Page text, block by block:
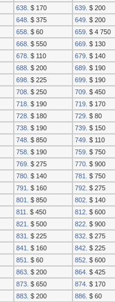
638. $ 170 639. $ 200
648. $ 375 649. $ 200
658. $ 60 659. $ 4 750
668. $ 550 669. $ 130
678. $ 110 679. $ 140
688. $ 200 689. $ 190
698. $ 225 699. $ 190
708. $ 250 709. $ 450
718. $ 190 719. $ 170
728. $ 180 729. $ 80
738. $ 190 739. $ 150
748. $ 850 749. $ 110
758. $ 190 759. $ 750
769. $ 275 770. $ 900
780. $ 140 781. $ 750
791. $ 160 792. $ 275
801. $ 850 802. $ 140
811. $ 450 812. $ 600
821. $ 500 822. $ 900
831. $ 225 832. $ 275
841. $ 160 842. $ 225
851. $ 60 852. $ 600
863. $ 200 864. $ 425
873. $ 650 874. $ 170
883. $ 200 886. $ 60